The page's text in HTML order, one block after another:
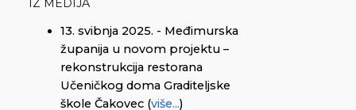
IZ MEDIJA
13. svibnja 2025. - Međimurska
županija u novom projektu –
rekonstrukcija restorana
Učeničkog doma Graditeljske
škole Čakovec (više...)